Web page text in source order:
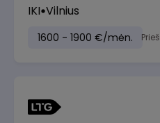
IKI Vilnius
1600 - 1900 €/mėn.